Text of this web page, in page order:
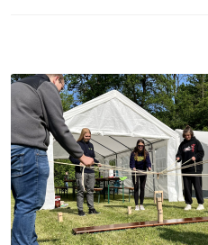
Stadtjugendfeuerwehr im
-Teil 1
Allgemein,Gödringen,
Jugendfeuerwehr,Ruthe,
Stadtfeuerwehr